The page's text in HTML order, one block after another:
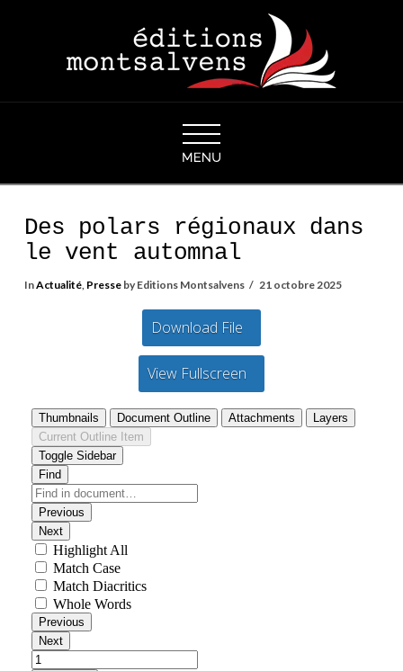
Des polars régionaux dans
le vent automnal
InActualité, Presseby Editions Montsalvens 21 octobre 2025
Download File
View Fullscreen